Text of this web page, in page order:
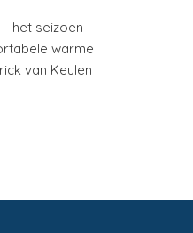
het seizoen
warme
van Keulen